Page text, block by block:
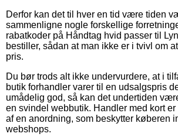
Derfor kan det til hver en tid være tiden
sammenligne nogle forskellige
rabatkoder på Håndtag hvid passer til
bestiller, sådan at man ikke er i tvivl om
pris.
Du bør trods alt ikke undervurdere, at i
butik forhandler varer til en udsalgspris
umådelig god, så kan det undertiden
en svindel webbutik. Handler med kort
af en anordning, som beskytter køberen
webshops.